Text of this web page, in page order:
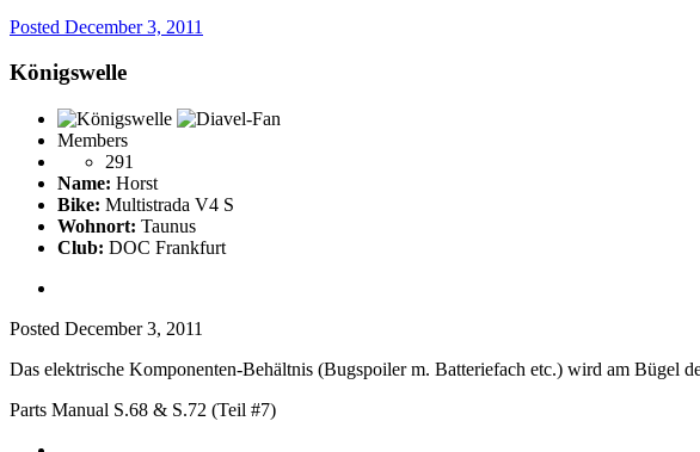
Posted December 3, 2011
Königswelle
Members
291
Name: Horst
Bike: Multistrada V4 S
Wohnort: Taunus
Club: DOC Frankfurt
Posted December 3, 2011
Das elektrische Komponenten-Behältnis (Bugspoiler m. Batteriefach etc.) wird am Bügel
Parts Manual S.68 & S.72 (Teil #7)